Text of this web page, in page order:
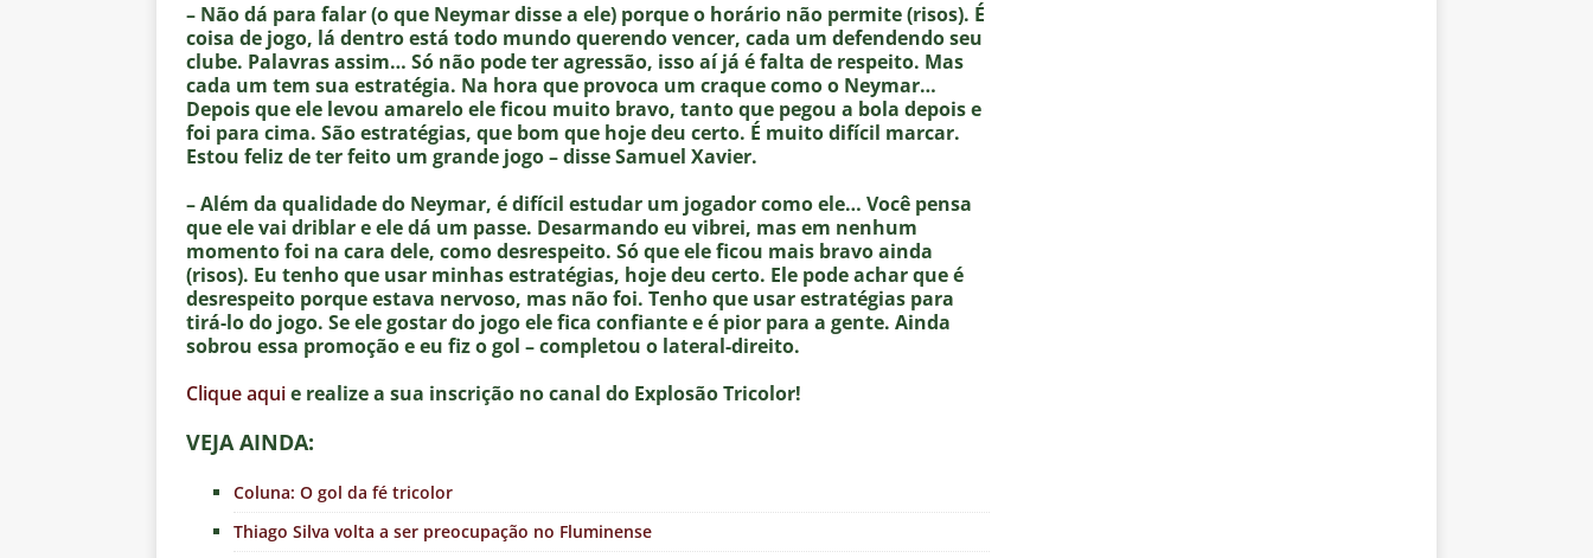
[ 6 de agosto de 2026 ] Após eliminação, torcedores do Fluminense detonam diretoria e pedem
demissão de Zubeldía
NOTÍCIAS
[ 6 de agosto de 2026 ]
John Kennedy vira grande preocupação no Fluminense; saiba a situação do
atacante
NOTÍCIAS
clube
NOTÍCIAS
– Não dá para falar (o que Neymar disse a ele) porque o horário não permite (risos). É
coisa de jogo, lá dentro está todo mundo querendo vencer, cada um defendendo seu
clube. Palavras assim… Só não pode ter agressão, isso aí já é falta de respeito. Mas
cada um tem sua estratégia. Na hora que provoca um craque como o Neymar…
Depois que ele levou amarelo ele ficou muito bravo, tanto que pegou a bola depois e
foi para cima. São estratégias, que bom que hoje deu certo. É muito difícil marcar.
Estou feliz de ter feito um grande jogo – disse Samuel Xavier.
– Além da qualidade do Neymar, é difícil estudar um jogador como ele… Você pensa
que ele vai driblar e ele dá um passe. Desarmando eu vibrei, mas em nenhum
momento foi na cara dele, como desrespeito. Só que ele ficou mais bravo ainda
(risos). Eu tenho que usar minhas estratégias, hoje deu certo. Ele pode achar que é
desrespeito porque estava nervoso, mas não foi. Tenho que usar estratégias para
tirá-lo do jogo. Se ele gostar do jogo ele fica confiante e é pior para a gente. Ainda
sobrou essa promoção e eu fiz o gol – completou o lateral-direito.
Clique aquie realize a sua inscrição no canal do Explosão Tricolor!
VEJA AINDA:
Coluna: O gol da fé tricolor
Thiago Silva volta a ser preocupação no Fluminense